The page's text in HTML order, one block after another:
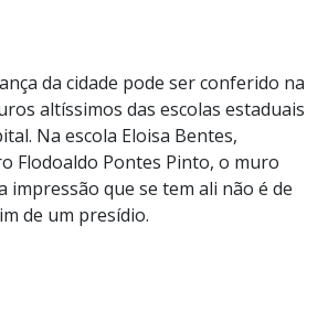
da cidade pode ser conferido na
altíssimos das escolas estaduais
Na escola Eloisa Bentes,
Flodoaldo Pontes Pinto, o muro
impressão que se tem ali não é de
de um presídio.